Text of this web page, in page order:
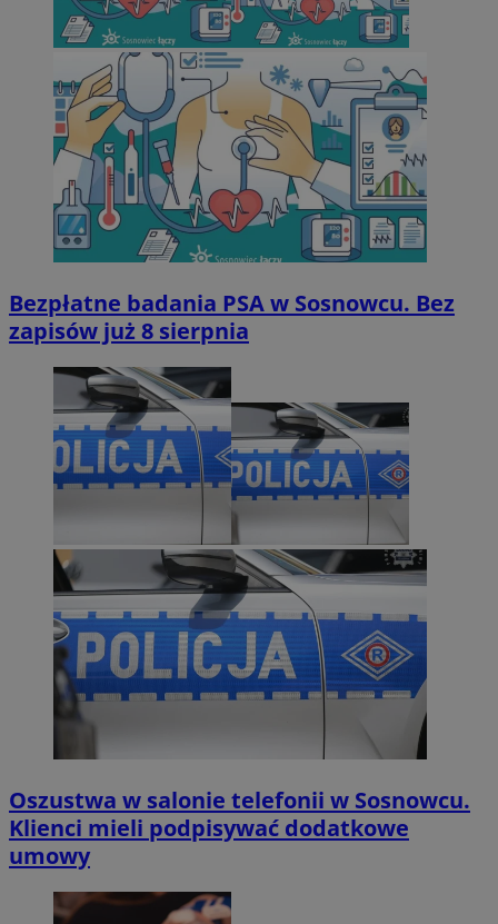
Bezpłatne badania PSA w Sosnowcu. Bez
zapisów już 8 sierpnia
Oszustwa w salonie telefonii w Sosnowcu.
Klienci mieli podpisywać dodatkowe
umowy